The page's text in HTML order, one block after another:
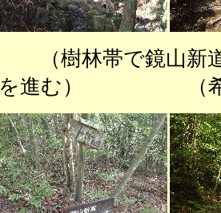
（樹林帯で鏡山
を進む） （希望